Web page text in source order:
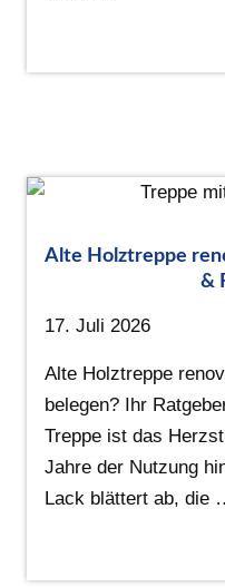
Alte Holztreppe
&
17. Juli 2026
Alte Holztreppe
belegen? Ihr
Treppe ist das
Jahre der Nutzung
Lack blättert ab, die